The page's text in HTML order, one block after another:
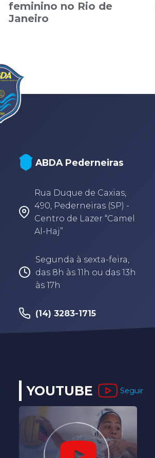
feminino no Rio de
Janeiro
ABDA Pederneiras
Rua Duque de Caxias,
490, Pederneiras (SP) -
Centro de Lazer “Camel
Al-Haj”
Segunda à sexta-feira,
das 8h às 11h ou das 13h
às 17h
(14) 3283-1715
YOUTUBE Seguir